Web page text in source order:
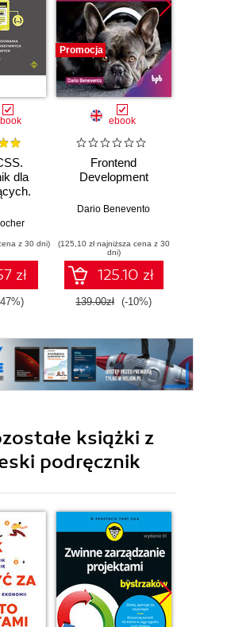
dla
i
z 30 dni)
zł
Promocja
ebook
Frontend
Development
Dario Benevento
(125,10 zł najniższa cena z 30
dni)
125.10 zł
139.00zł (-10%)
książki z
podręcznik